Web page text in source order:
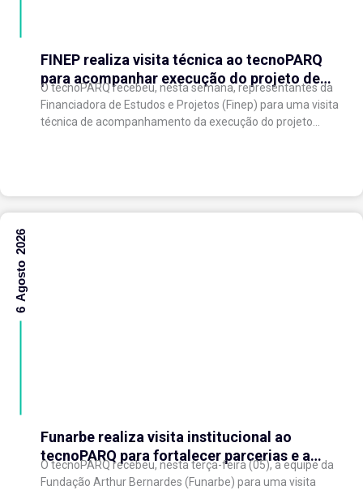
FINEP realiza visita técnica ao tecnoPARQ
para acompanhar execução do projeto de
expansão do Parque Tecnológico
O tecnoPARQ recebeu, nesta semana, representantes da
Financiadora de Estudos e Projetos (Finep) para uma visita
técnica de acompanhamento da execução do projeto
Funarbe realiza visita institucional ao
tecnoPARQ para fortalecer parcerias e a
gestão da inovação
O tecnoPARQ recebeu, nesta terça-feira (05), a equipe da
Fundação Arthur Bernardes (Funarbe) para uma visita
6 Agosto 2026